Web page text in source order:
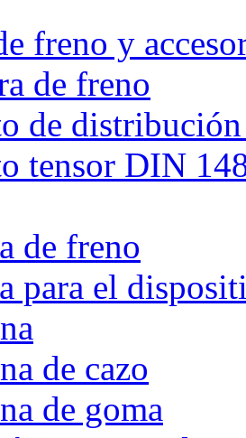
freno y
de freno
de
tensor DIN
de freno
para el
de cazo
de goma